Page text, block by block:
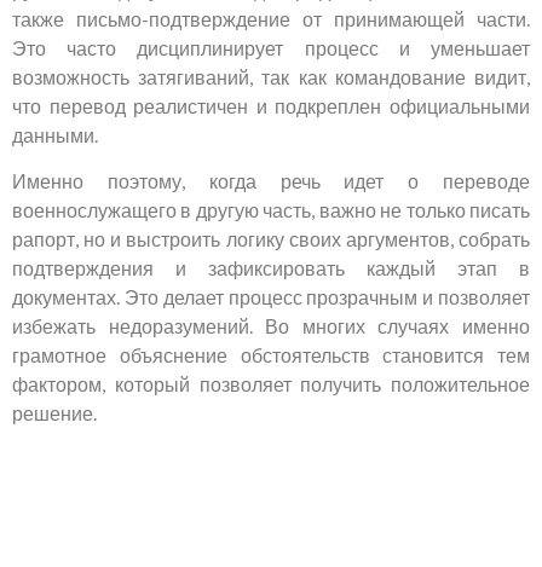
также письмо-подтверждение от принимающей части.
Это часто дисциплинирует процесс и уменьшает
возможность затягиваний, так как командование видит,
что перевод реалистичен и подкреплен официальными
данными.
Именно поэтому, когда речь идет о переводе
военнослужащего в другую часть, важно не только писать
рапорт, но и выстроить логику своих аргументов, собрать
подтверждения и зафиксировать каждый этап в
документах. Это делает процесс прозрачным и позволяет
избежать недоразумений. Во многих случаях именно
грамотное объяснение обстоятельств становится тем
фактором, который позволяет получить положительное
решение.